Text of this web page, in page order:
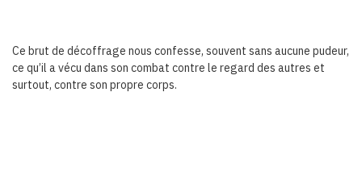
Ce brut de décoffrage nous confesse, souvent sans aucune pudeur,
ce qu’il a vécu dans son combat contre le regard des autres et
surtout, contre son propre corps.